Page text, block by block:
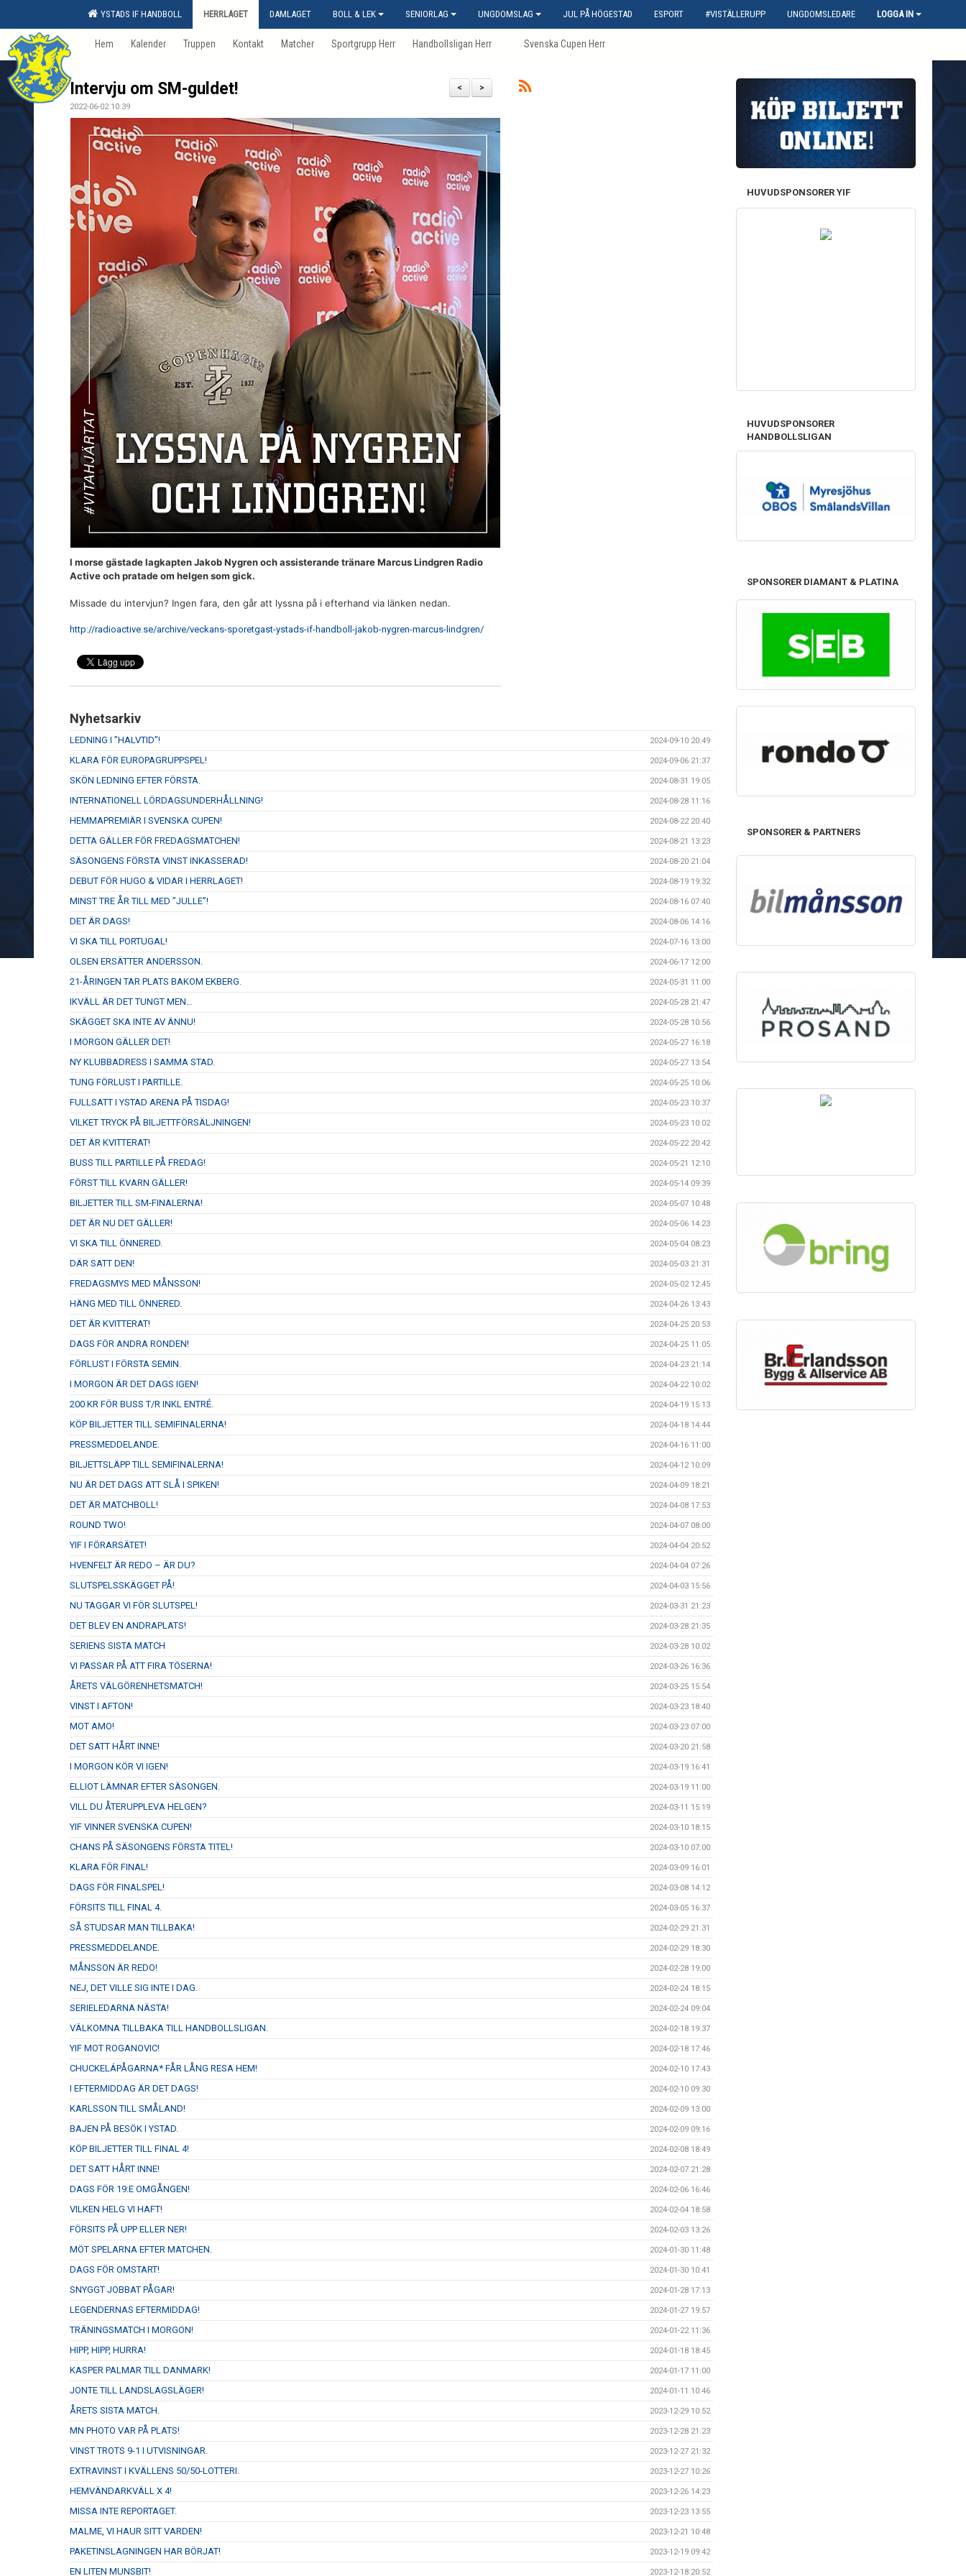
YSTADS IF HANDBOLL HERRLAGET DAMLAGET BOLL & LEK SENIORLAG UNGDOMSLAG JUL PÅ HÖGESTAD ESPORT #VISTÄLLERUPP UNGDOMSLEDARE LOGGA IN
Hem Kalender Truppen Kontakt Matcher Sportgrupp Herr Handbollsligan Herr Svenska Cupen Herr
>
<
Intervju om SM-guldet!
2022-06-02 10:39
I morse gästade lagkapten Jakob Nygren och assisterande tränare Marcus Lindgren Radio
Active och pratade om helgen som gick.
Missade du intervjun? Ingen fara, den går att lyssna på i efterhand via länken nedan.
http://radioactive.se/archive/veckans-sporetgast-ystads-if-handboll-jakob-nygren-marcus-lindgren/
Nyhetsarkiv
LEDNING I ”HALVTID”! 2024-09-10 20:49
KLARA FÖR EUROPAGRUPPSPEL! 2024-09-06 21:37
SKÖN LEDNING EFTER FÖRSTA. 2024-08-31 19:05
INTERNATIONELL LÖRDAGSUNDERHÅLLNING! 2024-08-28 11:16
HEMMAPREMIÄR I SVENSKA CUPEN! 2024-08-22 20:40
DETTA GÄLLER FÖR FREDAGSMATCHEN! 2024-08-21 13:23
SÄSONGENS FÖRSTA VINST INKASSERAD! 2024-08-20 21:04
DEBUT FÖR HUGO & VIDAR I HERRLAGET! 2024-08-19 19:32
MINST TRE ÅR TILL MED ”JULLE”! 2024-08-16 07:40
DET ÄR DAGS! 2024-08-06 14:16
VI SKA TILL PORTUGAL! 2024-07-16 13:00
OLSEN ERSÄTTER ANDERSSON. 2024-06-17 12:00
21-ÅRINGEN TAR PLATS BAKOM EKBERG. 2024-05-31 11:00
IKVÄLL ÄR DET TUNGT MEN… 2024-05-28 21:47
SKÄGGET SKA INTE AV ÄNNU! 2024-05-28 10:56
I MORGON GÄLLER DET! 2024-05-27 16:18
NY KLUBBADRESS I SAMMA STAD. 2024-05-27 13:54
TUNG FÖRLUST I PARTILLE. 2024-05-25 10:06
FULLSATT I YSTAD ARENA PÅ TISDAG! 2024-05-23 10:37
VILKET TRYCK PÅ BILJETTFÖRSÄLJNINGEN! 2024-05-23 10:02
DET ÄR KVITTERAT! 2024-05-22 20:42
BUSS TILL PARTILLE PÅ FREDAG! 2024-05-21 12:10
FÖRST TILL KVARN GÄLLER! 2024-05-14 09:39
BILJETTER TILL SM-FINALERNA! 2024-05-07 10:48
DET ÄR NU DET GÄLLER! 2024-05-06 14:23
VI SKA TILL ÖNNERED. 2024-05-04 08:23
DÄR SATT DEN! 2024-05-03 21:31
FREDAGSMYS MED MÅNSSON! 2024-05-02 12:45
HÄNG MED TILL ÖNNERED. 2024-04-26 13:43
DET ÄR KVITTERAT! 2024-04-25 20:53
DAGS FÖR ANDRA RONDEN! 2024-04-25 11:05
FÖRLUST I FÖRSTA SEMIN. 2024-04-23 21:14
I MORGON ÄR DET DAGS IGEN! 2024-04-22 10:02
200 KR FÖR BUSS T/R INKL ENTRÉ. 2024-04-19 15:13
KÖP BILJETTER TILL SEMIFINALERNA! 2024-04-18 14:44
PRESSMEDDELANDE. 2024-04-16 11:00
BILJETTSLÄPP TILL SEMIFINALERNA! 2024-04-12 10:09
NU ÄR DET DAGS ATT SLÅ I SPIKEN! 2024-04-09 18:21
DET ÄR MATCHBOLL! 2024-04-08 17:53
ROUND TWO! 2024-04-07 08:00
YIF I FÖRARSÄTET! 2024-04-04 20:52
HVENFELT ÄR REDO – ÄR DU? 2024-04-04 07:26
SLUTSPELSSKÄGGET PÅ! 2024-04-03 15:56
NU TAGGAR VI FÖR SLUTSPEL! 2024-03-31 21:23
DET BLEV EN ANDRAPLATS! 2024-03-28 21:35
SERIENS SISTA MATCH 2024-03-28 10:02
VI PASSAR PÅ ATT FIRA TÖSERNA! 2024-03-26 16:36
ÅRETS VÄLGÖRENHETSMATCH! 2024-03-25 15:54
VINST I AFTON! 2024-03-23 18:40
MOT AMO! 2024-03-23 07:00
DET SATT HÅRT INNE! 2024-03-20 21:58
I MORGON KÖR VI IGEN! 2024-03-19 16:41
ELLIOT LÄMNAR EFTER SÄSONGEN. 2024-03-19 11:00
VILL DU ÅTERUPPLEVA HELGEN? 2024-03-11 15:19
YIF VINNER SVENSKA CUPEN! 2024-03-10 18:15
CHANS PÅ SÄSONGENS FÖRSTA TITEL! 2024-03-10 07:00
KLARA FÖR FINAL! 2024-03-09 16:01
DAGS FÖR FINALSPEL! 2024-03-08 14:12
FÖRSITS TILL FINAL 4. 2024-03-05 16:37
SÅ STUDSAR MAN TILLBAKA! 2024-02-29 21:31
PRESSMEDDELANDE. 2024-02-29 18:30
MÅNSSON ÄR REDO! 2024-02-28 19:00
NEJ, DET VILLE SIG INTE I DAG. 2024-02-24 18:15
SERIELEDARNA NÄSTA! 2024-02-24 09:04
VÄLKOMNA TILLBAKA TILL HANDBOLLSLIGAN. 2024-02-18 19:37
YIF MOT ROGANOVIC! 2024-02-18 17:46
CHUCKELÁPÅGARNA* FÅR LÅNG RESA HEM! 2024-02-10 17:43
I EFTERMIDDAG ÄR DET DAGS! 2024-02-10 09:30
KARLSSON TILL SMÅLAND! 2024-02-09 13:00
BAJEN PÅ BESÖK I YSTAD. 2024-02-09 09:16
KÖP BILJETTER TILL FINAL 4! 2024-02-08 18:49
DET SATT HÅRT INNE! 2024-02-07 21:28
DAGS FÖR 19:E OMGÅNGEN! 2024-02-06 16:46
VILKEN HELG VI HAFT! 2024-02-04 18:58
FÖRSITS PÅ UPP ELLER NER! 2024-02-03 13:26
MÖT SPELARNA EFTER MATCHEN. 2024-01-30 11:48
DAGS FÖR OMSTART! 2024-01-30 10:41
SNYGGT JOBBAT PÅGAR! 2024-01-28 17:13
LEGENDERNAS EFTERMIDDAG! 2024-01-27 19:57
TRÄNINGSMATCH I MORGON! 2024-01-22 11:36
HIPP, HIPP, HURRA! 2024-01-18 18:45
KASPER PALMAR TILL DANMARK! 2024-01-17 11:00
JONTE TILL LANDSLAGSLÄGER! 2024-01-11 10:46
ÅRETS SISTA MATCH. 2023-12-29 10:52
MN PHOTO VAR PÅ PLATS! 2023-12-28 21:23
VINST TROTS 9-1 I UTVISNINGAR. 2023-12-27 21:32
EXTRAVINST I KVÄLLENS 50/50-LOTTERI. 2023-12-27 10:26
HEMVÄNDARKVÄLL X 4! 2023-12-26 14:23
MISSA INTE REPORTAGET. 2023-12-23 13:55
MALME, VI HAUR SITT VARDEN! 2023-12-21 10:48
PAKETINSLAGNINGEN HAR BÖRJAT! 2023-12-19 09:42
EN LITEN MUNSBIT! 2023-12-18 20:52
HUVUDSPONSORER YIF
HUVUDSPONSORER
HANDBOLLSLIGAN
SPONSORER DIAMANT & PLATINA
SPONSORER & PARTNERS